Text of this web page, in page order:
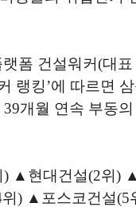
폼 건설워커(대
랭킹’에 따르면
39개월 연속 부동
) ▲현대건설(2위)
) ▲포스코건설(5